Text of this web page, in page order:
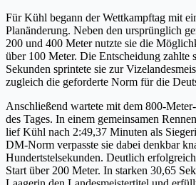
Für Kühl begann der Wettkampftag mit
Planänderung. Neben den ursprünglich
200 und 400 Meter nutzte sie die
über 100 Meter. Die Entscheidung zahlte
Sekunden sprintete sie zur
zugleich die geforderte Norm für die
Anschließend wartete mit dem 800-
des Tages. In einem gemeinsamen
lief Kühl nach 2:49,37 Minuten als
DM-Norm verpasste sie dabei denkbar
Hundertstelsekunden. Deutlich
Start über 200 Meter. In starken 30,65